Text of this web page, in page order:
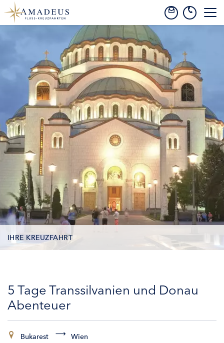
IHRE KREUZFAHRT
KABINEN
5 Tage Transsilvanien und Donau
Abenteuer
Bukarest Wien